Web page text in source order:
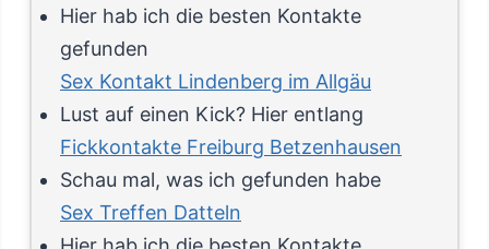
Hier hab ich die besten Kontakte
gefunden
Sex Kontakt Lindenberg im Allgäu
Lust auf einen Kick? Hier entlang
Fickkontakte Freiburg Betzenhausen
Schau mal, was ich gefunden habe
Sex Treffen Datteln